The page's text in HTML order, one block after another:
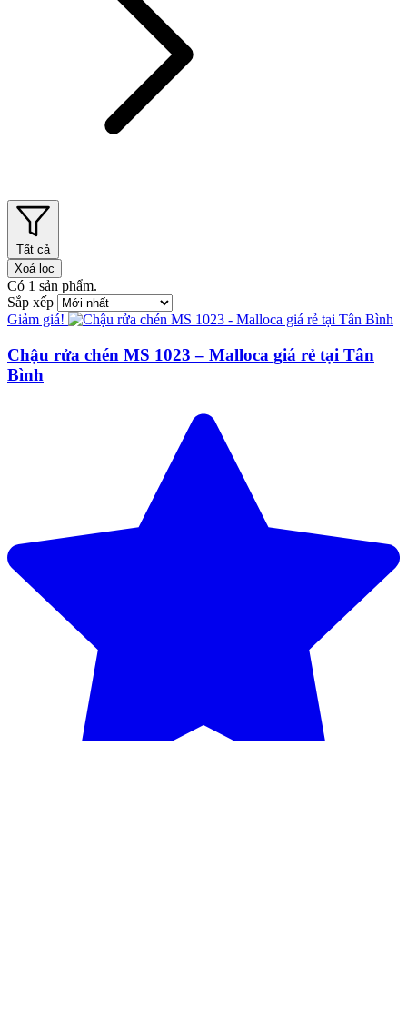
Tất cả
Xoá lọc
Có 1 sản phẩm.
Sắp xếp
Giảm giá!
Chậu rửa chén MS 1023 – Malloca giá rẻ tại Tân
Bình